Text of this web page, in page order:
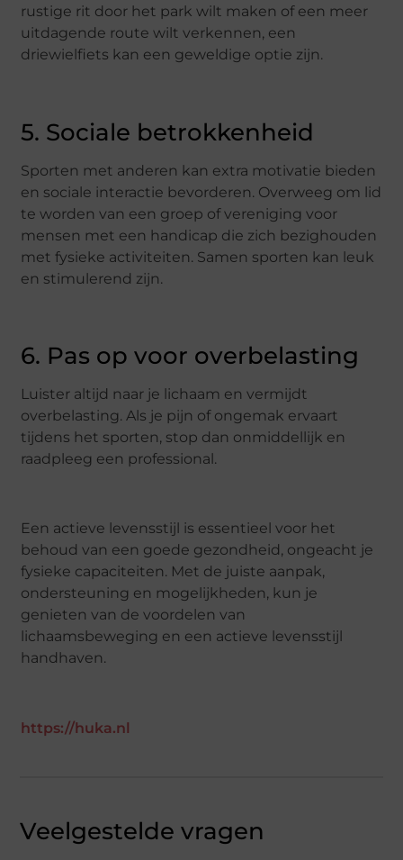
rustige rit door het park wilt maken of een meer
uitdagende route wilt verkennen, een
driewielfiets kan een geweldige optie zijn.
5. Sociale betrokkenheid
Sporten met anderen kan extra motivatie bieden
en sociale interactie bevorderen. Overweeg om lid
te worden van een groep of vereniging voor
mensen met een handicap die zich bezighouden
met fysieke activiteiten. Samen sporten kan leuk
en stimulerend zijn.
6. Pas op voor overbelasting
Luister altijd naar je lichaam en vermijdt
overbelasting. Als je pijn of ongemak ervaart
tijdens het sporten, stop dan onmiddellijk en
raadpleeg een professional.
Een actieve levensstijl is essentieel voor het
behoud van een goede gezondheid, ongeacht je
fysieke capaciteiten. Met de juiste aanpak,
ondersteuning en mogelijkheden, kun je
genieten van de voordelen van
lichaamsbeweging en een actieve levensstijl
handhaven.
https://huka.nl
Veelgestelde vragen